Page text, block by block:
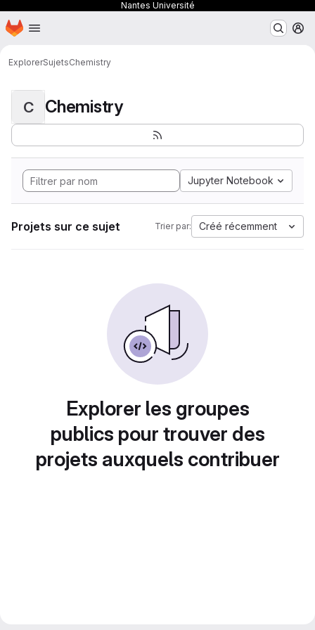
Nantes Université
Passer au contenu principal
Page d'accueil
ExplorerSujetsChemistry
C Chemistry
Jupyter Notebook
Projets sur ce sujet Trier par: Créé récemment
Explorer les groupes
publics pour trouver des
projets auxquels contribuer